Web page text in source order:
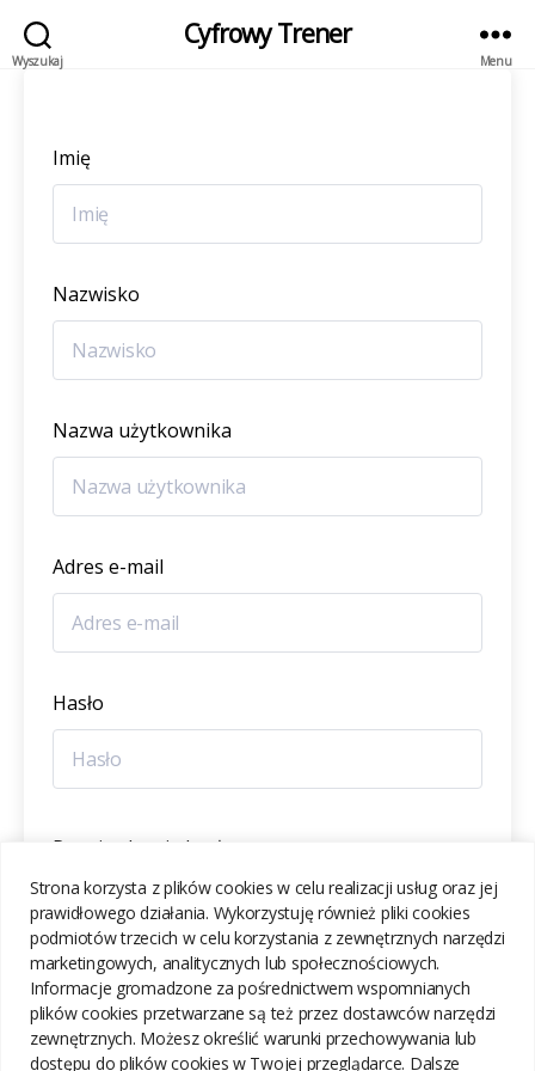
Strona korzysta z plików cookies w celu realizacji usług oraz jej
prawidłowego działania. Wykorzystuję również pliki cookies
podmiotów trzecich w celu korzystania z zewnętrznych narzędzi
marketingowych, analitycznych lub społecznościowych.
Informacje gromadzone za pośrednictwem wspomnianych
plików cookies przetwarzane są też przez dostawców narzędzi
zewnętrznych. Możesz określić warunki przechowywania lub
dostępu do plików cookies w Twojej przeglądarce. Dalsze
Wyszukaj
Cyfrowy Trener
Menu
Imię
Nazwisko
Nazwa użytkownika
Adres e-mail
Hasło
Potwierdzenie hasła
ZAREJESTRUJ SIĘ